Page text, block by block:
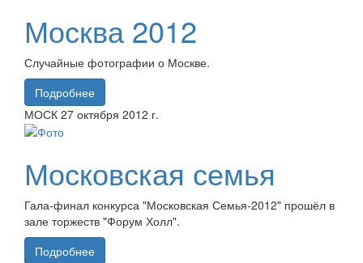
Москва 2012
Случайные фотографии о Москве.
Подробнее
МОСК 27 октября 2012 г.
Московская семья
Гала-финал конкурса "Московская Семья-2012" прошёл в
зале торжеств "Форум Холл".
Подробнее